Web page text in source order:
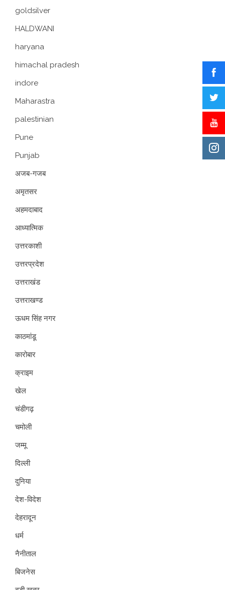
goldsilver
HALDWANI
haryana
himachal pradesh
indore
Maharastra
palestinian
Pune
Punjab
अजब-गजब
अमृतसर
अहमदाबाद
आध्यात्मिक
उत्तरकाशी
उत्तरप्रदेश
उत्तराखंड
उत्तराखण्ड
ऊधम सिंह नगर
काठमांडू
कारोबार
क्राइम
खेल
चंडीगढ़
चमोली
जम्मू
दिल्ली
दुनिया
देश-विदेश
देहरादून
धर्म
नैनीताल
बिजनेस